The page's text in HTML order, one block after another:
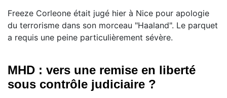
Freeze Corleone était jugé hier à Nice pour apologie
du terrorisme dans son morceau "Haaland". Le parquet
a requis une peine particulièrement sévère.
MHD : vers une remise en liberté
sous contrôle judiciaire ?